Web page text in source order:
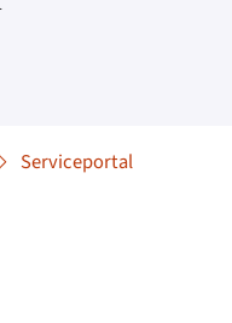
Serviceportal